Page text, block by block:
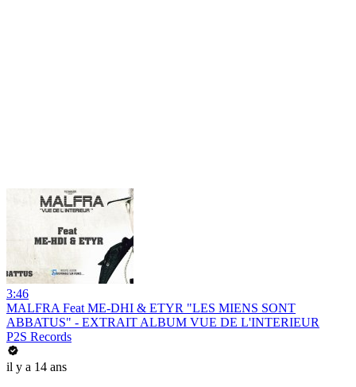
3:46
MALFRA Feat ME-DHI & ETYR "LES MIENS SONT
ABBATUS" - EXTRAIT ALBUM VUE DE L'INTERIEUR
P2S Records
il y a 14 ans